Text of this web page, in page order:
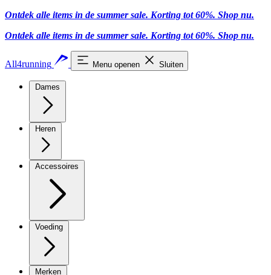
Ontdek alle items in de summer sale. Korting tot 60%. Shop nu.
Ontdek alle items in de summer sale. Korting tot 60%. Shop nu.
All4running Menu openen Sluiten
Dames
Heren
Accessoires
Voeding
Merken